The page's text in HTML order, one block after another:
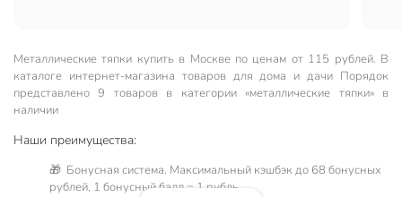
Металлические тяпки купить в Москве по ценам от 115 рублей. В
каталоге интернет-магазина товаров для дома и дачи Порядок
представлено 9 товаров в категории «металлические тяпки» в
наличии
Наши преимущества:
🎁 Бонусная система. Максимальный кэшбэк до 68 бонусных
рублей, 1 бонусный балл = 1 рубль.